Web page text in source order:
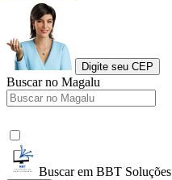
Digite seu CEP
Buscar no Magalu
Buscar em BBT Soluções